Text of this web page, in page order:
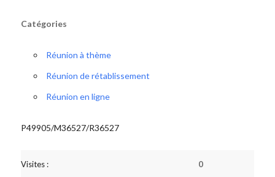
Catégories
Réunion à thème
Réunion de rétablissement
Réunion en ligne
P49905/M36527/R36527
Visites : 0